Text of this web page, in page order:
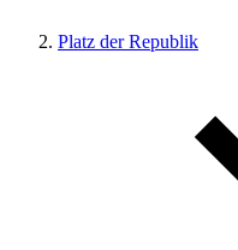
Platz der Republik